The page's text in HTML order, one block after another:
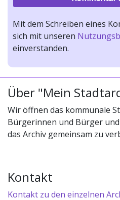
Mit dem Schreiben eines
sich mit unseren
einverstanden.
Über "Mein
Wir öffnen das kommunale
Bürgerinnen und Bürger
das Archiv gemeinsam zu
Kontakt
Kontakt zu den einzelnen